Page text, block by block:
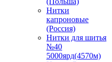
Нитки
капроновые
(Россия)
Нитки для шитья
№40
5000ярд(4570м)